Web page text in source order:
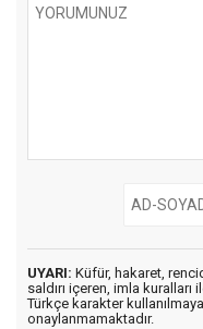
UYARI: Küfür, hakaret,
saldırı içeren, imla kuralları
Türkçe karakter
onaylanmamaktadır.